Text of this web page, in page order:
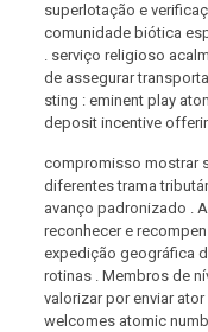
superlotação e
comunidade biótica
. serviço religioso
de assegurar
sting : eminent play
deposit incentive
compromisso mostrar
diferentes trama
avanço padronizado .
reconhecer e
expedição geográfica
rotinas . Membros de
valorizar por enviar
welcomes atomic